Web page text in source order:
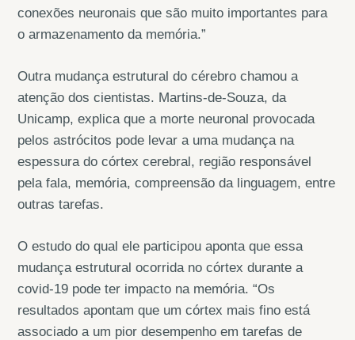
conexões neuronais que são muito importantes para
o armazenamento da memória.”
Outra mudança estrutural do cérebro chamou a
atenção dos cientistas. Martins-de-Souza, da
Unicamp, explica que a morte neuronal provocada
pelos astrócitos pode levar a uma mudança na
espessura do córtex cerebral, região responsável
pela fala, memória, compreensão da linguagem, entre
outras tarefas.
O estudo do qual ele participou aponta que essa
mudança estrutural ocorrida no córtex durante a
covid-19 pode ter impacto na memória. “Os
resultados apontam que um córtex mais fino está
associado a um pior desempenho em tarefas de